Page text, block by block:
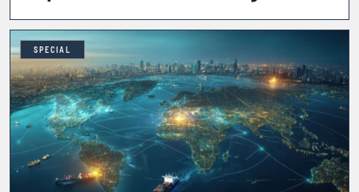
wieder dieselben Fehler machen
SPECIAL